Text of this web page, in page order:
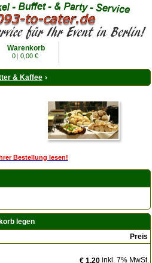
Warenkorb
0 | 0,00 €
& Kaffee ›
Bestellung lesen!
legen
Preis
€ 1,20 inkl. 7% MwSt.